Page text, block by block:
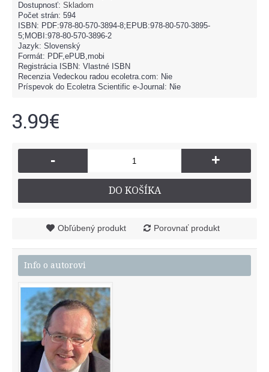
Dostupnosť: Skladom
Počet strán: 594
ISBN: PDF:978-80-570-3894-8;EPUB:978-80-570-3895-
5;MOBI:978-80-570-3896-2
Jazyk: Slovenský
Formát: PDF,ePUB,mobi
Registrácia ISBN: Vlastné ISBN
Recenzia Vedeckou radou ecoletra.com: Nie
Príspevok do Ecoletra Scientific e-Journal: Nie
3.99€
- +
DO KOŠÍKA
Obľúbený produkt Porovnať produkt
Info o autorovi